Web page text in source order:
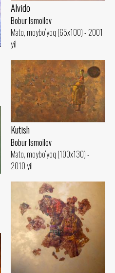
Alvido
Bobur Ismoilov
Mato, moybo‘yoq (65x100) - 2001
yil
Kutish
Bobur Ismoilov
Mato, moybo‘yoq (100x130) -
2010 yil